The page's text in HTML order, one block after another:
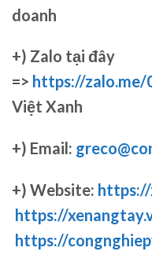
doanh
+) Zalo tại đây
=> https://
Việt Xanh
+) Email:
+) Website: https://
https://
https://